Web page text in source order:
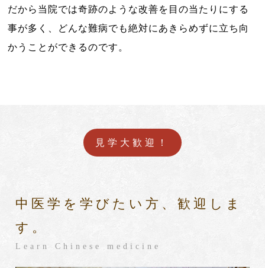
だから当院では奇跡のような改善を目の当たりにする
事が多く、どんな難病でも絶対にあきらめずに立ち向
かうことができるのです。
見学大歓迎！
中医学を学びたい方、歓迎しま
す。
Learn Chinese medicine